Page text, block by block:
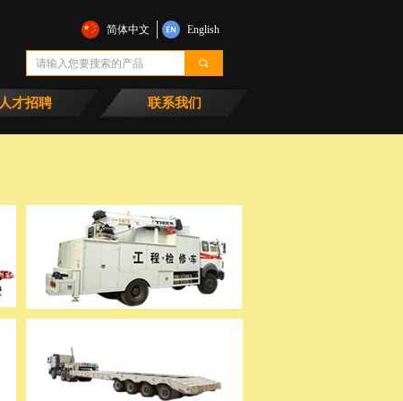
人才招聘 联系我们
简体中文 English
끠